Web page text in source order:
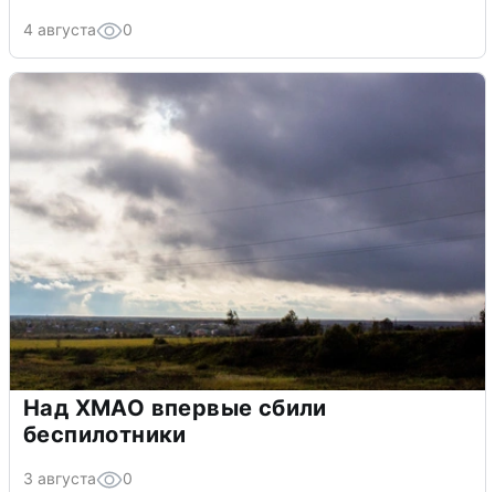
4 августа 0
Над ХМАО впервые сбили
беспилотники
3 августа 0